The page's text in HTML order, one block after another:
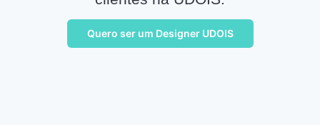
Quero ser um Designer UDOIS